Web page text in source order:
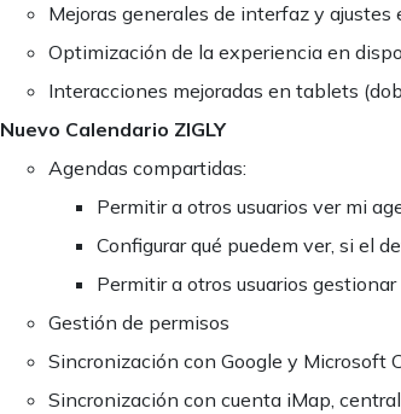
Mejoras generales de interfaz y ajustes
Optimización de la experiencia en
Interacciones mejoradas en tablets
Nuevo Calendario ZIGLY
Agendas compartidas:
Permitir a otros usuarios ver mi
Configurar qué puedem ver, si el
Permitir a otros usuarios
Gestión de permisos
Sincronización con Google y Microsoft
Sincronización con cuenta iMap,